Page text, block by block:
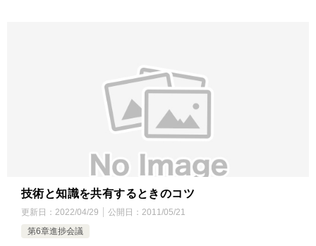
技術と知識を共有するときのコツ
更新日： 2022/04/29 公開日： 2011/05/21
第6章進捗会議